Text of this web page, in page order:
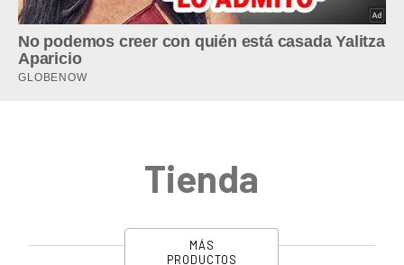
Tienda
MÁS
PRODUCTOS